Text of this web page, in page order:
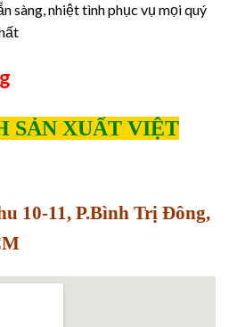
sàng, nhiệt tình phục vụ mọi quý
SẢN XUẤT VIỆT
10-11, P.Bình Trị Đông,